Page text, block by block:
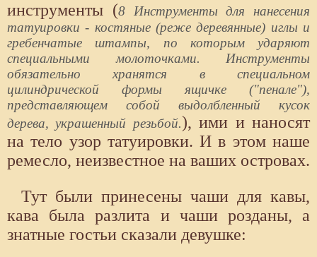
инструменты (8 Инструменты для нанесения
татуировки - костяные (реже деревянные) иглы и
гребенчатые штампы, по которым ударяют
специальными молоточками. Инструменты
обязательно хранятся в специальном
цилиндрической формы ящичке ("пенале"),
представляющем собой выдолбленный кусок
дерева, украшенный резьбой.), ими и наносят
на тело узор татуировки. И в этом наше
ремесло, неизвестное на ваших островах.
Тут были принесены чаши для кавы,
кава была разлита и чаши розданы, а
знатные гостьи сказали девушке: